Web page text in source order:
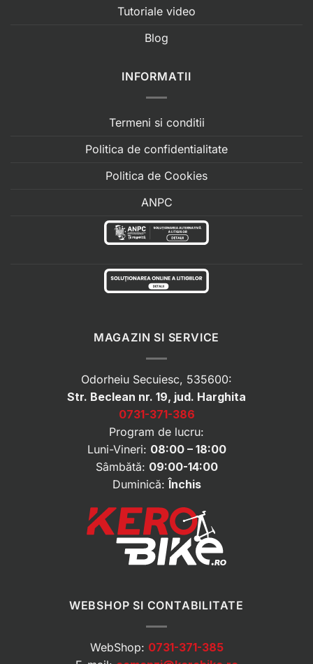
Tutoriale video
Blog
INFORMATII
Termeni si conditii
Politica de confidentialitate
Politica de Cookies
ANPC
MAGAZIN SI SERVICE
Odorheiu Secuiesc, 535600:
Str. Beclean nr. 19, jud. Harghita
0731-371-386
Program de lucru:
Luni-Vineri: 08:00 – 18:00
Sâmbătă: 09:00-14:00
Duminică:Închis
WEBSHOP SI CONTABILITATE
WebShop: 0731-371-385